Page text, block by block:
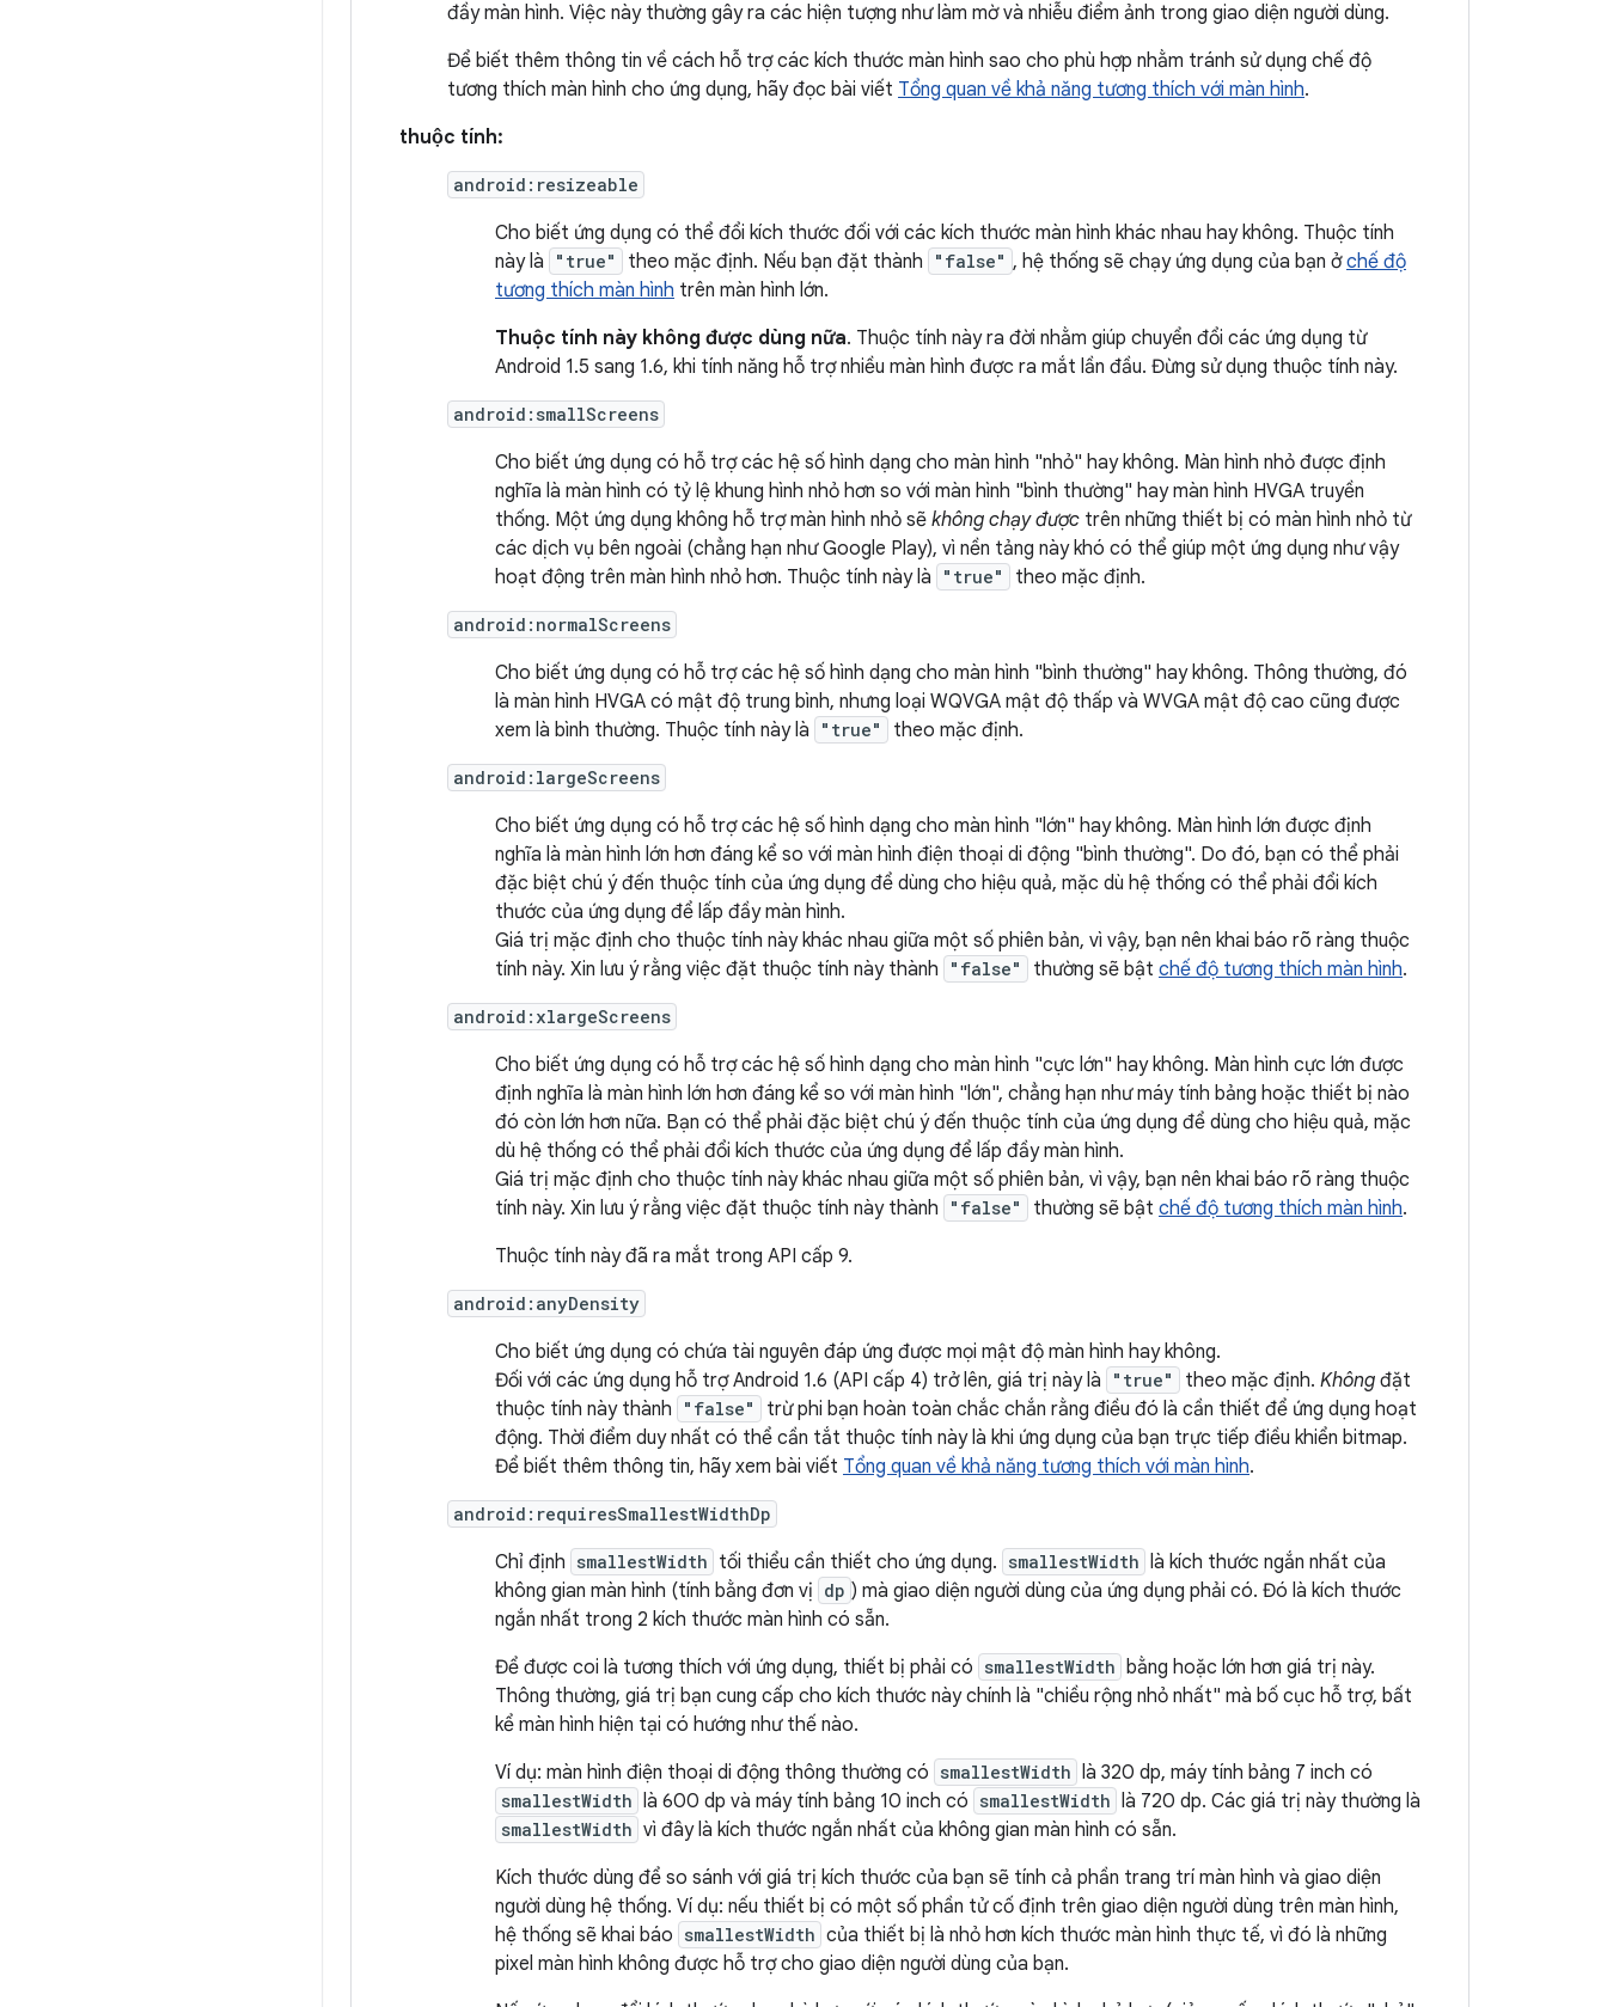
đầy màn hình. Việc này thường gây ra các hiện tượng như làm mờ và nhiễu điểm ảnh trong giao diện người dùng.
Để biết thêm thông tin về cách hỗ trợ các kích thước màn hình sao cho phù hợp nhằm tránh sử dụng chế độ
tương thích màn hình cho ứng dụng, hãy đọc bài viết Tổng quan về khả năng tương thích với màn hình.
thuộc tính:
android:resizeable
Cho biết ứng dụng có thể đổi kích thước đối với các kích thước màn hình khác nhau hay không. Thuộc tính
này là
"true" theo mặc định. Nếu bạn đặt thành "false" , hệ thống sẽ chạy ứng dụng của bạn ởchế độ
tương thích màn hình trên màn hình lớn.
Thuộc tính này không được dùng nữa. Thuộc tính này ra đời nhằm giúp chuyển đổi các ứng dụng từ
Android 1.5 sang 1.6, khi tính năng hỗ trợ nhiều màn hình được ra mắt lần đầu. Đừng sử dụng thuộc tính này.
android:smallScreens
Cho biết ứng dụng có hỗ trợ các hệ số hình dạng cho màn hình "nhỏ" hay không. Màn hình nhỏ được định
nghĩa là màn hình có tỷ lệ khung hình nhỏ hơn so với màn hình "bình thường" hay màn hình HVGA truyền
thống. Một ứng dụng không hỗ trợ màn hình nhỏ sẽ không chạy được trên những thiết bị có màn hình nhỏ từ
các dịch vụ bên ngoài (chẳng hạn như Google Play), vì nền tảng này khó có thể giúp một ứng dụng như vậy
hoạt động trên màn hình nhỏ hơn. Thuộc tính này là
"true" theo mặc định.
android:normalScreens
Cho biết ứng dụng có hỗ trợ các hệ số hình dạng cho màn hình "bình thường" hay không. Thông thường, đó
là màn hình HVGA có mật độ trung bình, nhưng loại WQVGA mật độ thấp và WVGA mật độ cao cũng được
xem là bình thường. Thuộc tính này là
"true" theo mặc định.
android:largeScreens
Cho biết ứng dụng có hỗ trợ các hệ số hình dạng cho màn hình "lớn" hay không. Màn hình lớn được định
nghĩa là màn hình lớn hơn đáng kể so với màn hình điện thoại di động "bình thường". Do đó, bạn có thể phải
đặc biệt chú ý đến thuộc tính của ứng dụng để dùng cho hiệu quả, mặc dù hệ thống có thể phải đổi kích
thước của ứng dụng để lấp đầy màn hình.
Giá trị mặc định cho thuộc tính này khác nhau giữa một số phiên bản, vì vậy, bạn nên khai báo rõ ràng thuộc
tính này. Xin lưu ý rằng việc đặt thuộc tính này thành
"false" thường sẽ bật chế độ tương thích màn hình.
android:xlargeScreens
Cho biết ứng dụng có hỗ trợ các hệ số hình dạng cho màn hình "cực lớn" hay không. Màn hình cực lớn được
định nghĩa là màn hình lớn hơn đáng kể so với màn hình "lớn", chẳng hạn như máy tính bảng hoặc thiết bị nào
đó còn lớn hơn nữa. Bạn có thể phải đặc biệt chú ý đến thuộc tính của ứng dụng để dùng cho hiệu quả, mặc
dù hệ thống có thể phải đổi kích thước của ứng dụng để lấp đầy màn hình.
Giá trị mặc định cho thuộc tính này khác nhau giữa một số phiên bản, vì vậy, bạn nên khai báo rõ ràng thuộc
tính này. Xin lưu ý rằng việc đặt thuộc tính này thành
"false" thường sẽ bật chế độ tương thích màn hình.
Thuộc tính này đã ra mắt trong API cấp 9.
android:anyDensity
Cho biết ứng dụng có chứa tài nguyên đáp ứng được mọi mật độ màn hình hay không.
Đối với các ứng dụng hỗ trợ Android 1.6 (API cấp 4) trở lên, giá trị này là
"true" theo mặc định. Không đặt
thuộc tính này thành
"false"
trừ phi bạn hoàn toàn chắc chắn rằng điều đó là cần thiết để ứng dụng hoạt
động. Thời điểm duy nhất có thể cần tắt thuộc tính này là khi ứng dụng của bạn trực tiếp điều khiển bitmap.
Để biết thêm thông tin, hãy xem bài viết Tổng quan về khả năng tương thích với màn hình.
android:requiresSmallestWidthDp
Chỉ định smallestWidth tối thiểu cần thiết cho ứng dụng. smallestWidth là kích thước ngắn nhất của
không gian màn hình (tính bằng đơn vị dp ) mà giao diện người dùng của ứng dụng phải có. Đó là kích thước
ngắn nhất trong 2 kích thước màn hình có sẵn.
Để được coi là tương thích với ứng dụng, thiết bị phải có smallestWidth bằng hoặc lớn hơn giá trị này.
Thông thường, giá trị bạn cung cấp cho kích thước này chính là "chiều rộng nhỏ nhất" mà bố cục hỗ trợ, bất
kể màn hình hiện tại có hướng như thế nào.
Ví dụ: màn hình điện thoại di động thông thường có smallestWidth là 320 dp, máy tính bảng 7 inch có
smallestWidth là 600 dp và máy tính bảng 10 inch có smallestWidth là 720 dp. Các giá trị này thường là
smallestWidth vì đây là kích thước ngắn nhất của không gian màn hình có sẵn.
Kích thước dùng để so sánh với giá trị kích thước của bạn sẽ tính cả phần trang trí màn hình và giao diện
người dùng hệ thống. Ví dụ: nếu thiết bị có một số phần tử cố định trên giao diện người dùng trên màn hình,
hệ thống sẽ khai báo smallestWidth của thiết bị là nhỏ hơn kích thước màn hình thực tế, vì đó là những
pixel màn hình không được hỗ trợ cho giao diện người dùng của bạn.